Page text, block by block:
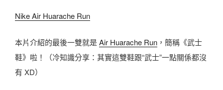
Nike Air Huarache Run
本片介紹的最後一雙就是Air Huarache Run ，簡稱《武士
鞋》啦！（冷知識分享：其實這雙鞋跟“武士”一點關係都沒
有 XD）